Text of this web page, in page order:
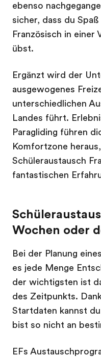
ebenso
sicher, dass du
Französisch in einer
übst.
Ergänzt wird der
ausgewogenes
unterschiedlichen
Landes führt.
Paragliding führen
Komfortzone
Schüleraustausch
fantastischen
Wochen oder
Bei der Planung
es jede Menge
der wichtigsten ist
des Zeitpunkts.
Startdaten kannst
bist so nicht an
EFs